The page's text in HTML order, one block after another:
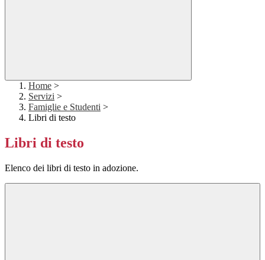
Home >
Servizi >
Famiglie e Studenti >
Libri di testo
Libri di testo
Elenco dei libri di testo in adozione.